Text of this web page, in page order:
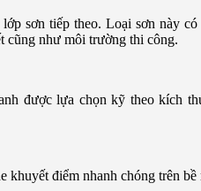
sơn tiếp theo. Loại sơn này
cũng như môi trường thi công.
được lựa chọn kỹ theo kích
khuyết điểm nhanh chóng trên bề